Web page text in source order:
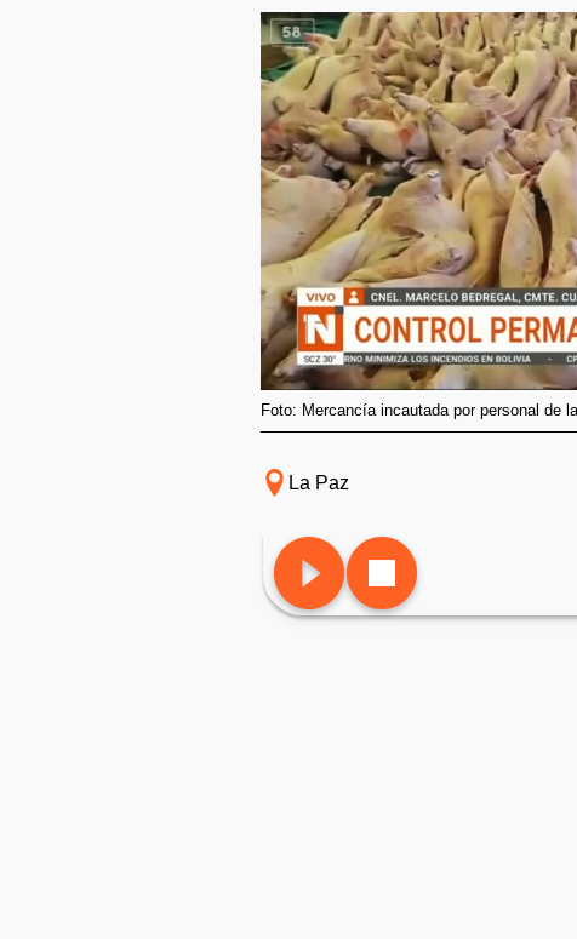
Foto: Mercancía incautada por personal de
La Paz